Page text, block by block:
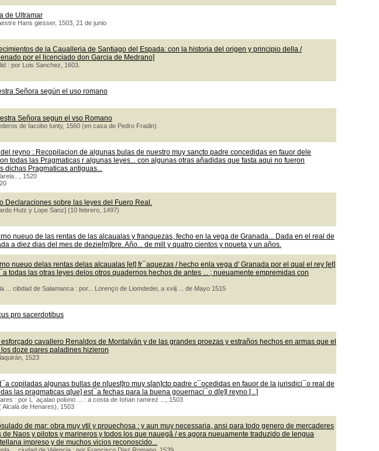
de Ultramar
Hans giesser, 1503, 21 de junio
de la Caualleria de Santiago del Espada: con la historia del origen y principio della /
por el licenciado don Garcia de Medrano]
: por Luis Sanchez, 1603.
Señora según el uso romano
Señora segun el vso Romano
de Iacobo Iunty, 1560 (en casa de Pedro Fradin)
reyno : Recopilacion de algunas bulas de nuestro muy sancto padre concedidas en fauor dele
todas las Pragmaticas r algunas leyes... con algunas otras añadidas que fasta aqui no fueron
dichas Pragmaticas antiguas...
1520
Declaraciones sobre las leyes del Fuero Real.
Hutz y Lope Sanz] (10 febrero, 1497)
nueuo de las rentas de las alcaualas y franquezas, fecho en la vega de Granada... Dada en el real de
a diez dias del mes de dezie[m]bre. Año... de mill y quatro cientos y noueta y un años.
nueuo delas rentas delas alcaualas [et] fr¯aquezas / hecho enla vega d' Granada por el qual el rey [et]
todas las otras leyes delos otros quadernos hechos de antes ... ; nueuamente empremidas con
... cibdad de Salamanca : por... Lorenço de Liomdedei, a xviij ... de Mayo 1515
pro sacerdotibus
cavallero Renaldos de Montalván y de las grandes proezas y estraños hechos en armas que el
doze pares paladines hizieron
1523
copiladas algunas bullas de n[uest]ro muy s[an]cto padre c¯ocedidas en fauor de la jurisdici¯o real de
las pragmaticas q[ue] est¯a fechas para la buena gouernaci¯o d[e]l reyno [...]
: por L¯açalao polono ... : a costa de Iohan ramirez ..., 1503
Alcalá de Henares), 1503
de mar: obra muy vtil y prouechosa : y aun muy necessaria, ansi para todo genero de mercaderes
de Naos y pilotos y marineros y todos los que nauegã / es agora nueuamente traduzido de lengua
impreso y de muchos vicios reconoscido...